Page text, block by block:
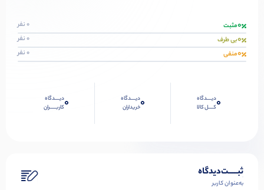
0مثبت 0 نفر
0بی طرف 0 نفر
0منفی 0 نفر
0دیــــدگاه
کــــل کالا
0دیــــدگاه
خریداران
0دیــــدگاه
کاربـــــران
ثبـــــت‌دیدگاه
به‌عنوان کاربر